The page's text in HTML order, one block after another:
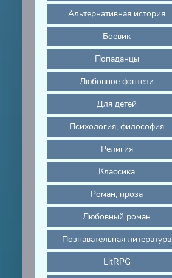
Альтернативная история
Боевик
Попаданцы
Любовное фэнтези
Для детей
Психология, философия
Религия
Классика
Роман, проза
Любовный роман
Познавательная литература
LitRPG